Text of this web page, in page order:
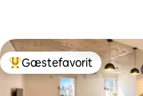
Bedste gæstefavorit
Gæstefavorit